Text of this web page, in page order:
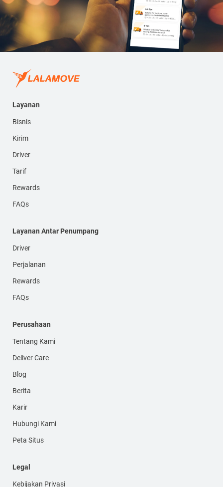
Layanan
Bisnis
Kirim
Driver
Tarif
Rewards
FAQs
Layanan Antar Penumpang
Driver
Perjalanan
Rewards
FAQs
Perusahaan
Tentang Kami
Deliver Care
Blog
Berita
Karir
Hubungi Kami
Peta Situs
Legal
Kebijakan Privasi